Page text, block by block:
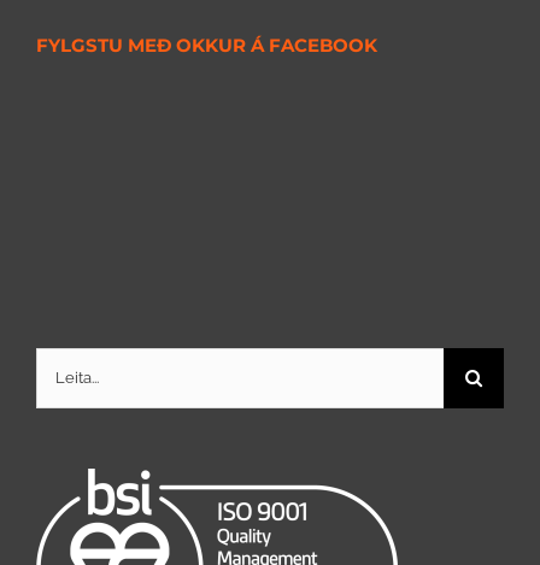
FYLGSTU MEÐ OKKUR Á FACEBOOK
Search
for: